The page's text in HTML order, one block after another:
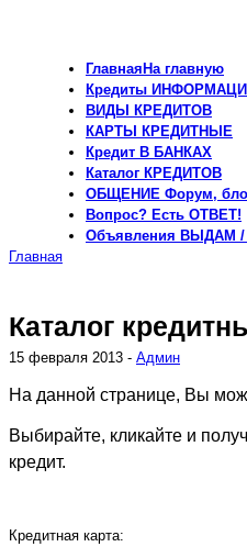
Главная На главную
Кредиты
ВИДЫ
КРЕДИТОВ
КАРТЫ
КРЕДИТНЫЕ
Кредит В БАНКАХ
Каталог КРЕДИТОВ
ОБЩЕНИЕ Форум,
Вопрос? Есть ОТВЕТ!
Объявления ВЫДАМ /
Главная
Каталог
15 февраля 2013 - Админ
На данной странице, Вы
Выбирайте, кликайте и
кредит.
Кредитная карта: